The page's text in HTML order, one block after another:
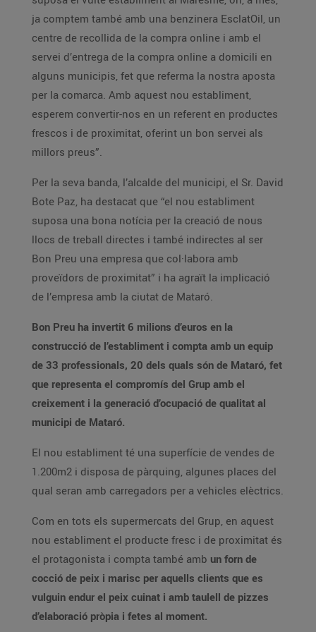
ja comptem també amb una benzinera EsclatOil, un
centre de recollida de la compra online i amb el
servei d’entrega de la compra online a domicili en
alguns municipis, fet que referma la nostra aposta
per la comarca. Amb aquest nou establiment,
esperem convertir-nos en un referent en productes
frescos i de proximitat, oferint un bon servei als
millors preus”.
Per la seva banda, l’alcalde del municipi, el Sr. David
Bote Paz, ha destacat que “el nou establiment
suposa una bona notícia per la creació de nous
llocs de treball directes i també indirectes al ser
Bon Preu una empresa que col·labora amb
proveïdors de proximitat” i ha agraït la implicació
de l’empresa amb la ciutat de Mataró.
Bon Preu ha invertit 6 milions d’euros en la
construcció de l’establiment i compta amb un equip
de 33 professionals, 20 dels quals són de Mataró, fet
que representa el compromís del Grup amb el
creixement i la generació d’ocupació de qualitat al
municipi de Mataró.
El nou establiment té una superfície de vendes de
1.200m2 i disposa de pàrquing, algunes places del
qual seran amb carregadors per a vehicles elèctrics.
Com en tots els supermercats del Grup, en aquest
nou establiment el producte fresc i de proximitat és
el protagonista i compta també amb un forn de
cocció de peix i marisc per aquells clients que es
vulguin endur el peix cuinat i amb taulell de pizzes
d’elaboració pròpia i fetes al moment.